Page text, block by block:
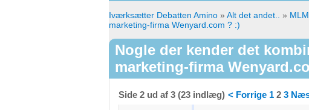
Iværksætter Debatten Amino » Alt det andet.. »
marketing-firma Wenyard.com ? :)
Nogle der kender det
marketing-firma
Side 2 ud af 3 (23 indlæg) < Forrige 1 2 3